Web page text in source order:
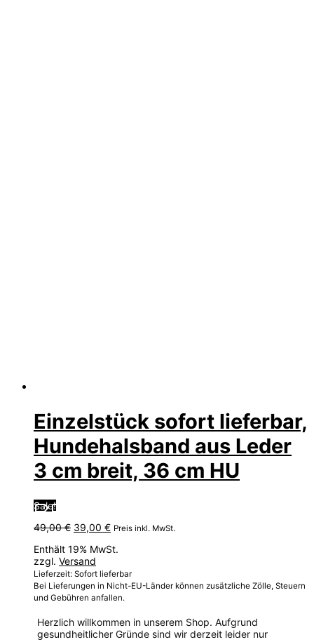
Einzelstück sofort lieferbar,
Hundehalsband aus Leder
3 cm breit, 36 cm HU
Sale!
49,00€ Ursprünglicher
war:
49,00 €
39,00 €Aktueller
ist:
Preis inkl. MwSt.
Enthält 19% MwSt.
zzgl. Versand
Lieferzeit: Sofort lieferbar
Bei Lieferungen in Nicht-EU-Länder können zusätzliche Zölle, Steuern
und Gebühren anfallen.
Herzlich willkommen in unserem Shop. Aufgrund
gesundheitlicher Gründe sind wir derzeit leider nur